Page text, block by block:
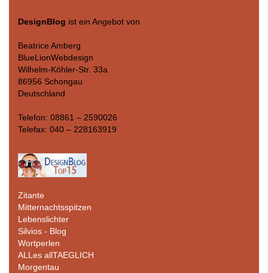
DesignBlog ist ein Angebot von
Beatrice Amberg
BlueLionWebdesign
Wilhelm-Köhler-Str. 33a
86956 Schongau
Deutschland
Telefon: 08861 – 2590026
Telefax: 040 – 228163919
Zitante
Mitternachtsspitzen
Lebenslichter
Silvios - Blog
Wortperlen
ALLes allTAEGLICH
Morgentau